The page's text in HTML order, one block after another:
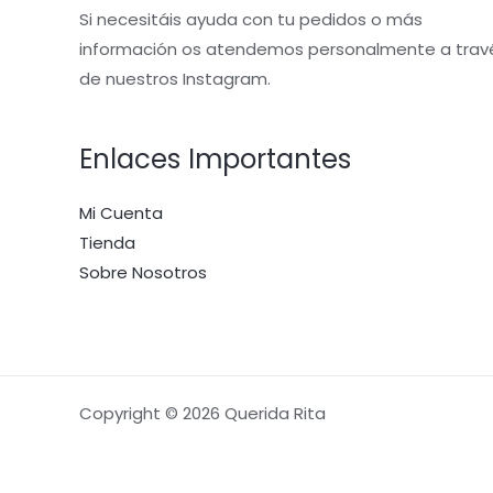
Si necesitáis ayuda con tu pedidos o más
información os atendemos personalmente a
de nuestros Instagram.
Enlaces Importantes
Mi Cuenta
Tienda
Sobre Nosotros
Copyright © 2026 Querida Rita